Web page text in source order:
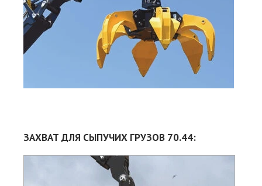
ЗАХВАТ ДЛЯ СЫПУЧИХ ГРУЗОВ 70.44: